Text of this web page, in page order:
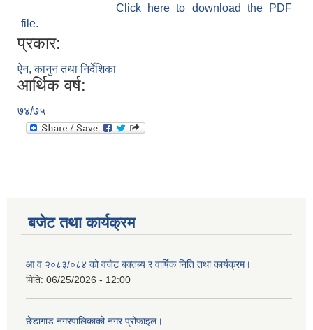
Click here to download the PDF
file.
प्रकार:
ऐन, कानुन तथा निर्देशिका
आर्थिक वर्ष:
७४/७५
बजेट तथा कार्यक्रम
आ व २०८३/०८४ को वजेट बक्तब्य र वार्षिक निति तथा कार्यक्रम।
मिति: 06/25/2026 - 12:00
छेडागाड नगरपालिकाको नगर प्रोफाइल।